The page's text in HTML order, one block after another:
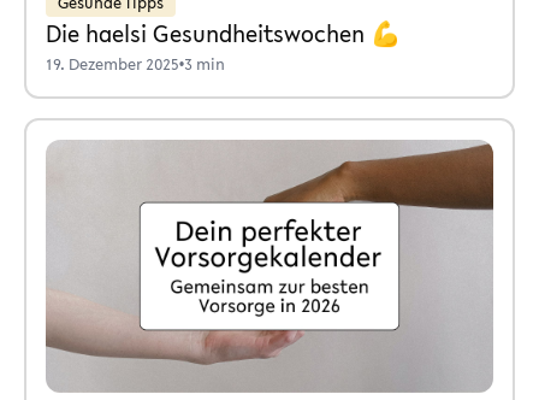
Die haelsi Gesundheitswochen 💪
19. Dezember 2025•3 min